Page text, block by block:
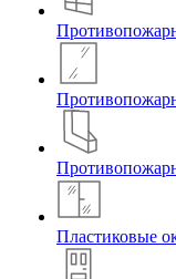
Пластиковые